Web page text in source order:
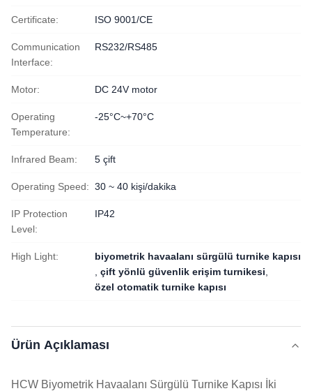
Certificate: ISO 9001/CE
Communication
Interface:
RS232/RS485
Motor: DC 24V motor
Operating
Temperature:
-25°C~+70°C
Infrared Beam: 5 çift
Operating Speed: 30 ~ 40 kişi/dakika
IP Protection
Level:
IP42
High Light:
biyometrik havaalanı sürgülü turnike kapısı
çift yönlü güvenlik erişim turnikesi
özel otomatik turnike kapısı
Ürün Açıklaması
HCW Biyometrik Havaalanı Sürgülü Turnike Kapısı İki